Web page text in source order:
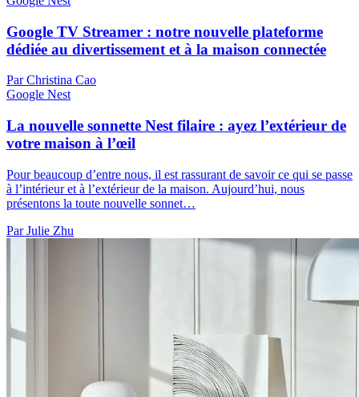
Google TV Streamer : notre nouvelle plateforme
dédiée au divertissement et à la maison connectée
Par Christina Cao
Google Nest
La nouvelle sonnette Nest filaire : ayez l’extérieur de
votre maison à l’œil
Pour beaucoup d’entre nous, il est rassurant de savoir ce qui se passe
à l’intérieur et à l’extérieur de la maison. Aujourd’hui, nous
présentons la toute nouvelle sonnet…
Par Julie Zhu